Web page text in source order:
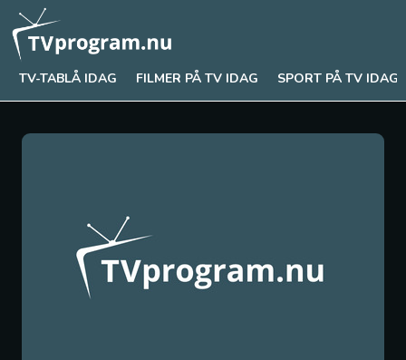
TV-TABLÅ IDAG FILMER PÅ TV IDAG SPORT PÅ TV IDAG